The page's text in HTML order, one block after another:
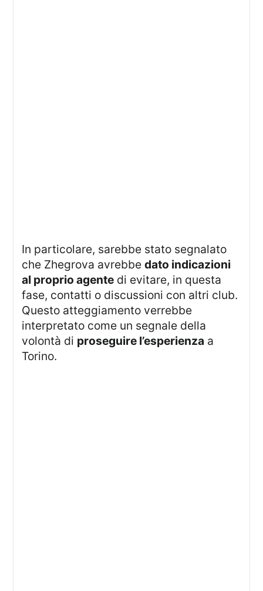
In particolare, sarebbe stato segnalato
che Zhegrova avrebbedato indicazioni
al proprio agente di evitare, in questa
fase, contatti o discussioni con altri club.
Questo atteggiamento verrebbe
interpretato come un segnale della
volontà di proseguire l’esperienza a
Torino.